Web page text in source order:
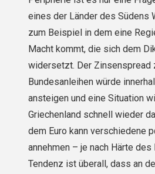
eines der Länder des Südens
zum Beispiel in dem eine
Macht kommt, die sich dem
widersetzt. Der Zinsenspread
Bundesanleihen würde
ansteigen und eine Situation
Griechenland schnell wieder
dem Euro kann verschiedene
annehmen – je nach Härte
Tendenz ist überall, dass an